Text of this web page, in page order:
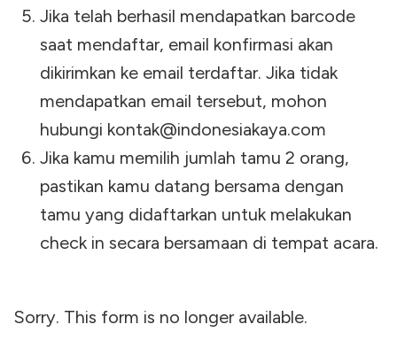
Jika telah berhasil mendapatkan barcode
saat mendaftar, email konfirmasi akan
dikirimkan ke email terdaftar. Jika tidak
mendapatkan email tersebut, mohon
hubungi kontak@indonesiakaya.com
Jika kamu memilih jumlah tamu 2 orang,
pastikan kamu datang bersama dengan
tamu yang didaftarkan untuk melakukan
check in secara bersamaan di tempat acara.
Sorry. This form is no longer available.